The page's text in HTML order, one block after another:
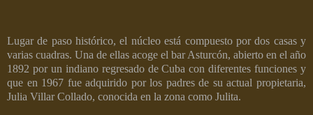
Lugar de paso histórico, el núcleo está compuesto por dos casas y
varias cuadras. Una de ellas acoge el bar Asturcón, abierto en el año
1892 por un indiano regresado de Cuba con diferentes funciones y
que en 1967 fue adquirido por los padres de su actual propietaria,
Julia Villar Collado, conocida en la zona como Julita.